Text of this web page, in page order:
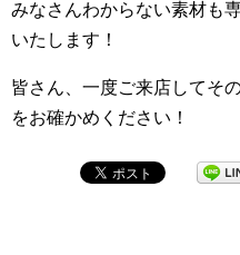
みなさんわからない素材も
いたします！
皆さん、一度ご来店してそ
をお確かめください！